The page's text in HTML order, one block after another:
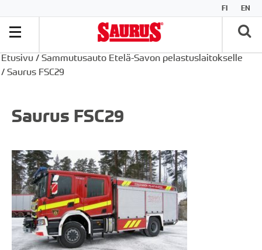
FI EN
Etusivu / Sammutusauto Etelä-Savon pelastuslaitokselle
/ Saurus FSC29
Saurus FSC29